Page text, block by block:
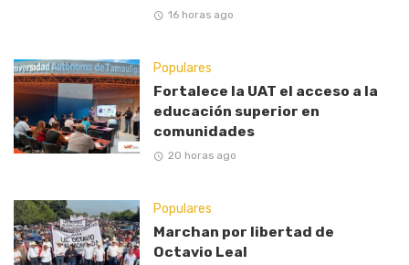
16 horas ago
Populares
Fortalece la UAT el acceso a la
educación superior en
comunidades
20 horas ago
Populares
Marchan por libertad de
Octavio Leal